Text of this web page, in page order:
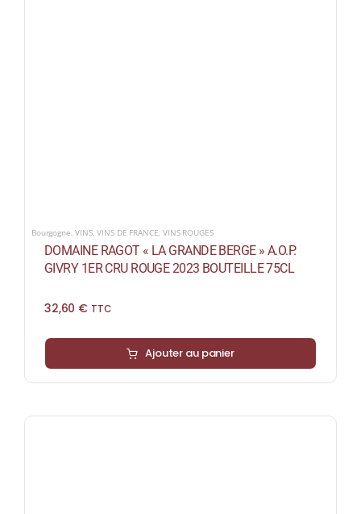
Bourgogne,VINS,VINS DE FRANCE,VINS ROUGES
DOMAINE RAGOT « LA GRANDE BERGE » A.O.P.
GIVRY 1ER CRU ROUGE 2023 BOUTEILLE 75CL
32,60 € TTC
Ajouter au panier